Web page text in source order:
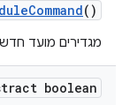
Command()
מגדירים מועד
boolean